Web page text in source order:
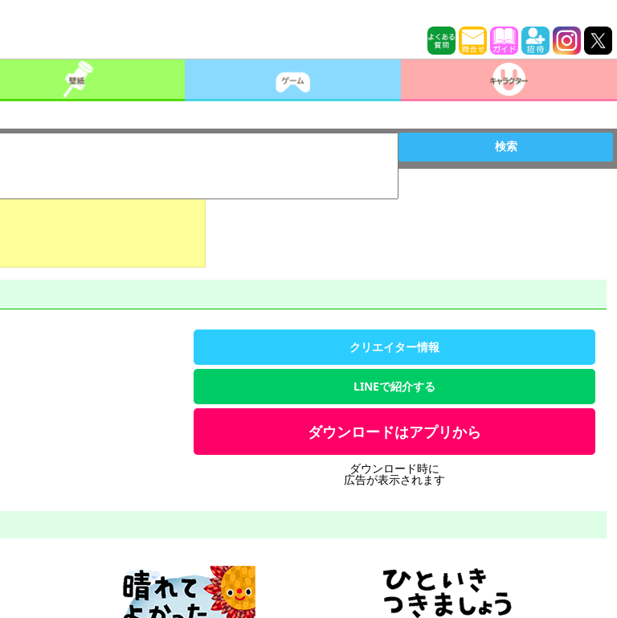
検索
クリエイター情報
LINEで紹介する
ダウンロードはアプリから
ダウンロード時に
広告が表示されます